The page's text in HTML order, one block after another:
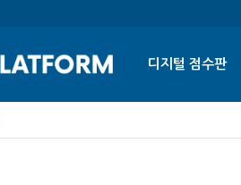
디지털 점수판